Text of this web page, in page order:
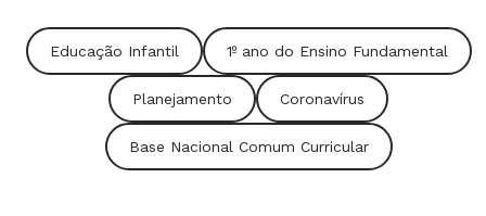
1. Prepare os materiais. Em um momento
anterior ao início dessa atividade, selecione
com a turma uma foto para cada duas crianças.
Revisitem registros feitos pela professora ao
Educação Infantil 1º ano do Ensino Fundamental
Planejamento Coronavírus
Base Nacional Comum Curricular